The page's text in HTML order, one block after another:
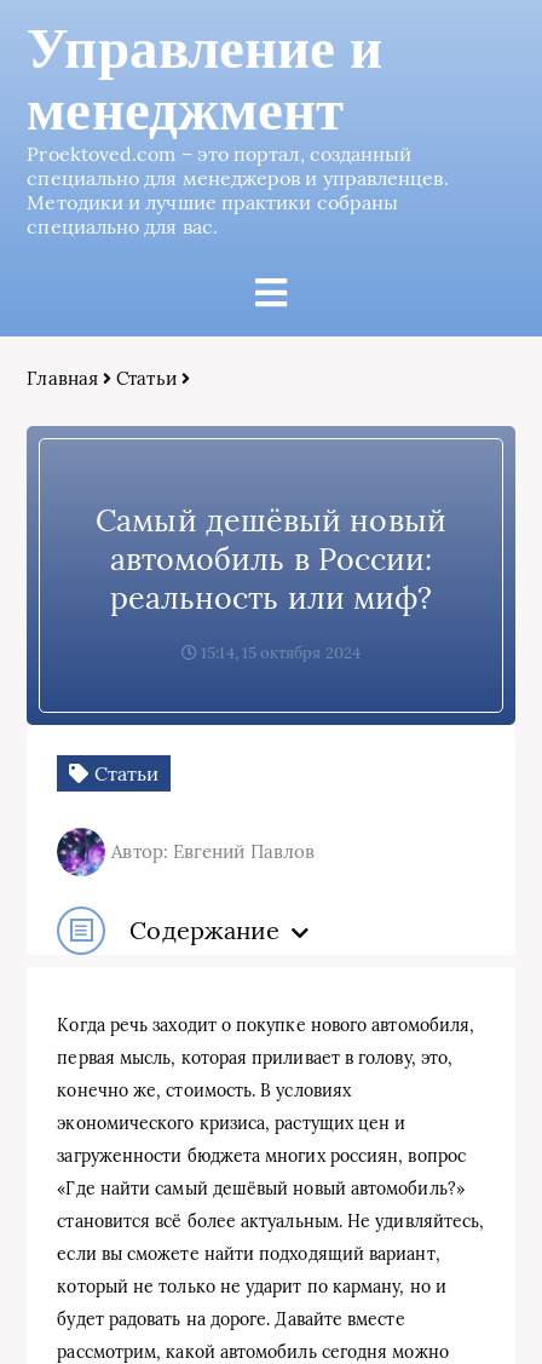
Управление и
менеджмент
Proektoved.com – это портал, созданный
специально для менеджеров и управленцев.
Методики и лучшие практики собраны
специально для вас.
Главная Статьи
Самый дешёвый новый
автомобиль в России:
реальность или миф?
15:14, 15 октября 2024
Статьи
Автор: Евгений Павлов
Содержание
Когда речь заходит о покупке нового автомобиля,
первая мысль, которая приливает в голову, это,
конечно же, стоимость. В условиях
экономического кризиса, растущих цен и
загруженности бюджета многих россиян, вопрос
«Где найти самый дешёвый новый автомобиль?»
становится всё более актуальным. Не удивляйтесь,
если вы сможете найти подходящий вариант,
который не только не ударит по карману, но и
будет радовать на дороге. Давайте вместе
рассмотрим, какой автомобиль сегодня можно